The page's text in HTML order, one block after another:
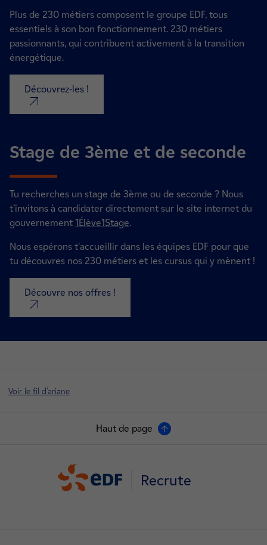
Plus de 230 métiers composent le groupe EDF, tous
essentiels à son bon fonctionnement. 230 métiers
passionnants, qui contribuent activement à la transition
énergétique.
Découvrez-les !
nouvel onglet
Stage de 3ème et de seconde
Tu recherches un stage de 3ème ou de seconde ? Nous
t’invitons à candidater directement sur le site internet du
gouvernement 1Élève1Stage.
Nous espérons t'accueillir dans les équipes EDF pour que
tu découvres nos 230 métiers et les cursus qui y mènent !
Découvre nos offres !
nouvel onglet
Voir le fil d'ariane
Haut de page
Recrute